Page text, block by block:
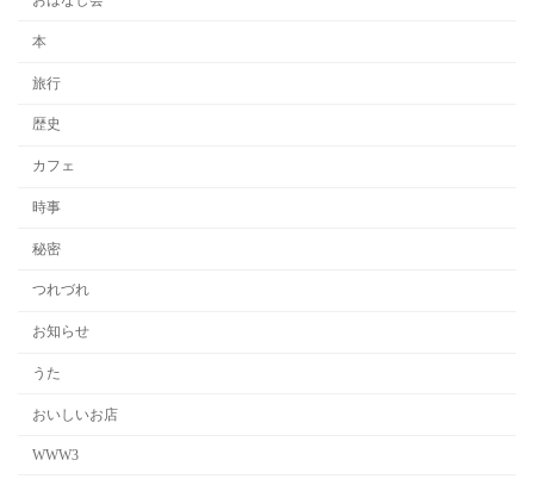
本
旅行
歴史
カフェ
時事
秘密
つれづれ
お知らせ
うた
おいしいお店
WWW3